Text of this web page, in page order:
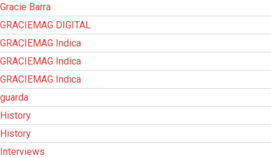
Gracie Barra
GRACIEMAG DIGITAL
GRACIEMAG Indica
GRACIEMAG Indica
GRACIEMAG Indica
guarda
History
History
Interviews